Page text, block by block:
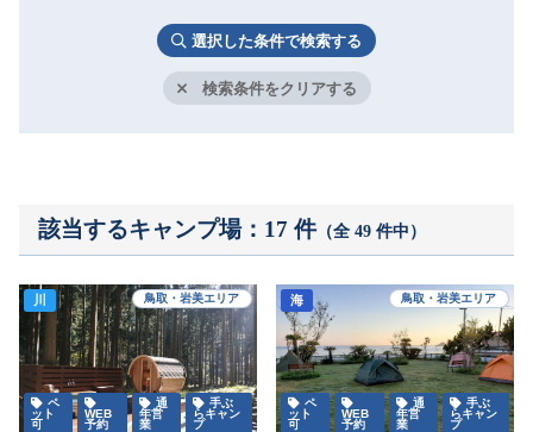
車両乗り入れ可 電源あり
フリーサイト
コテージ・バンガロー・ログハウス
ペット可
風呂・シャワー
近くに温浴施設あり
選択した条件で検索する
検索条件をクリアする
該当するキャンプ場：17 件（全 49 件中）
川 鳥取・岩美エリア
ペ
ット
可
WEB
予約
通
年営
業
手ぶ
らキャン
プ
海 鳥取・岩美エリア
ペ
ット
可
WEB
予約
通
年営
業
手ぶ
らキャン
プ